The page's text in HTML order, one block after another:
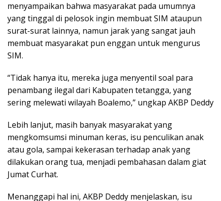
menyampaikan bahwa masyarakat pada umumnya
yang tinggal di pelosok ingin membuat SIM ataupun
surat-surat lainnya, namun jarak yang sangat jauh
membuat masyarakat pun enggan untuk mengurus
SIM.
“Tidak hanya itu, mereka juga menyentil soal para
penambang ilegal dari Kabupaten tetangga, yang
sering melewati wilayah Boalemo,” ungkap AKBP Deddy
Lebih lanjut, masih banyak masyarakat yang
mengkomsumsi minuman keras, isu penculikan anak
atau gola, sampai kekerasan terhadap anak yang
dilakukan orang tua, menjadi pembahasan dalam giat
Jumat Curhat.
Menanggapi hal ini, AKBP Deddy menjelaskan, isu